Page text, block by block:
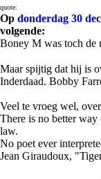
quote:
Op donderdag 30
volgende:
Boney M was toch de
Maar spijtig dat hij is
Inderdaad. Bobby
Veel te vroeg wel,
There is no better
law.
No poet ever
Jean Giraudoux,